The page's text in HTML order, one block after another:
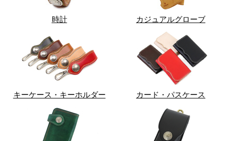
時計 カジュアルグローブ
キーケース・キーホルダー カード・パスケース